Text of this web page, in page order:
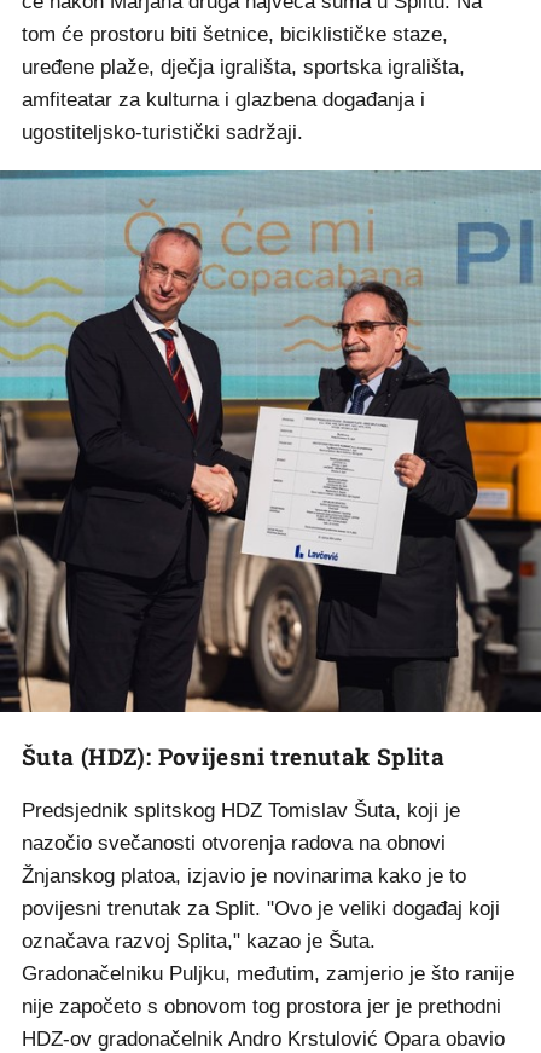
tom će prostoru biti šetnice, biciklističke staze,
uređene plaže, dječja igrališta, sportska igrališta,
amfiteatar za kulturna i glazbena događanja i
ugostiteljsko-turistički sadržaji.
Šuta (HDZ): Povijesni trenutak Splita
Predsjednik splitskog HDZ Tomislav Šuta, koji je
nazočio svečanosti otvorenja radova na obnovi
Žnjanskog platoa, izjavio je novinarima kako je to
povijesni trenutak za Split. "Ovo je veliki događaj koji
označava razvoj Splita," kazao je Šuta.
Gradonačelniku Puljku, međutim, zamjerio je što ranije
nije započeto s obnovom tog prostora jer je prethodni
HDZ-ov gradonačelnik Andro Krstulović Opara obavio